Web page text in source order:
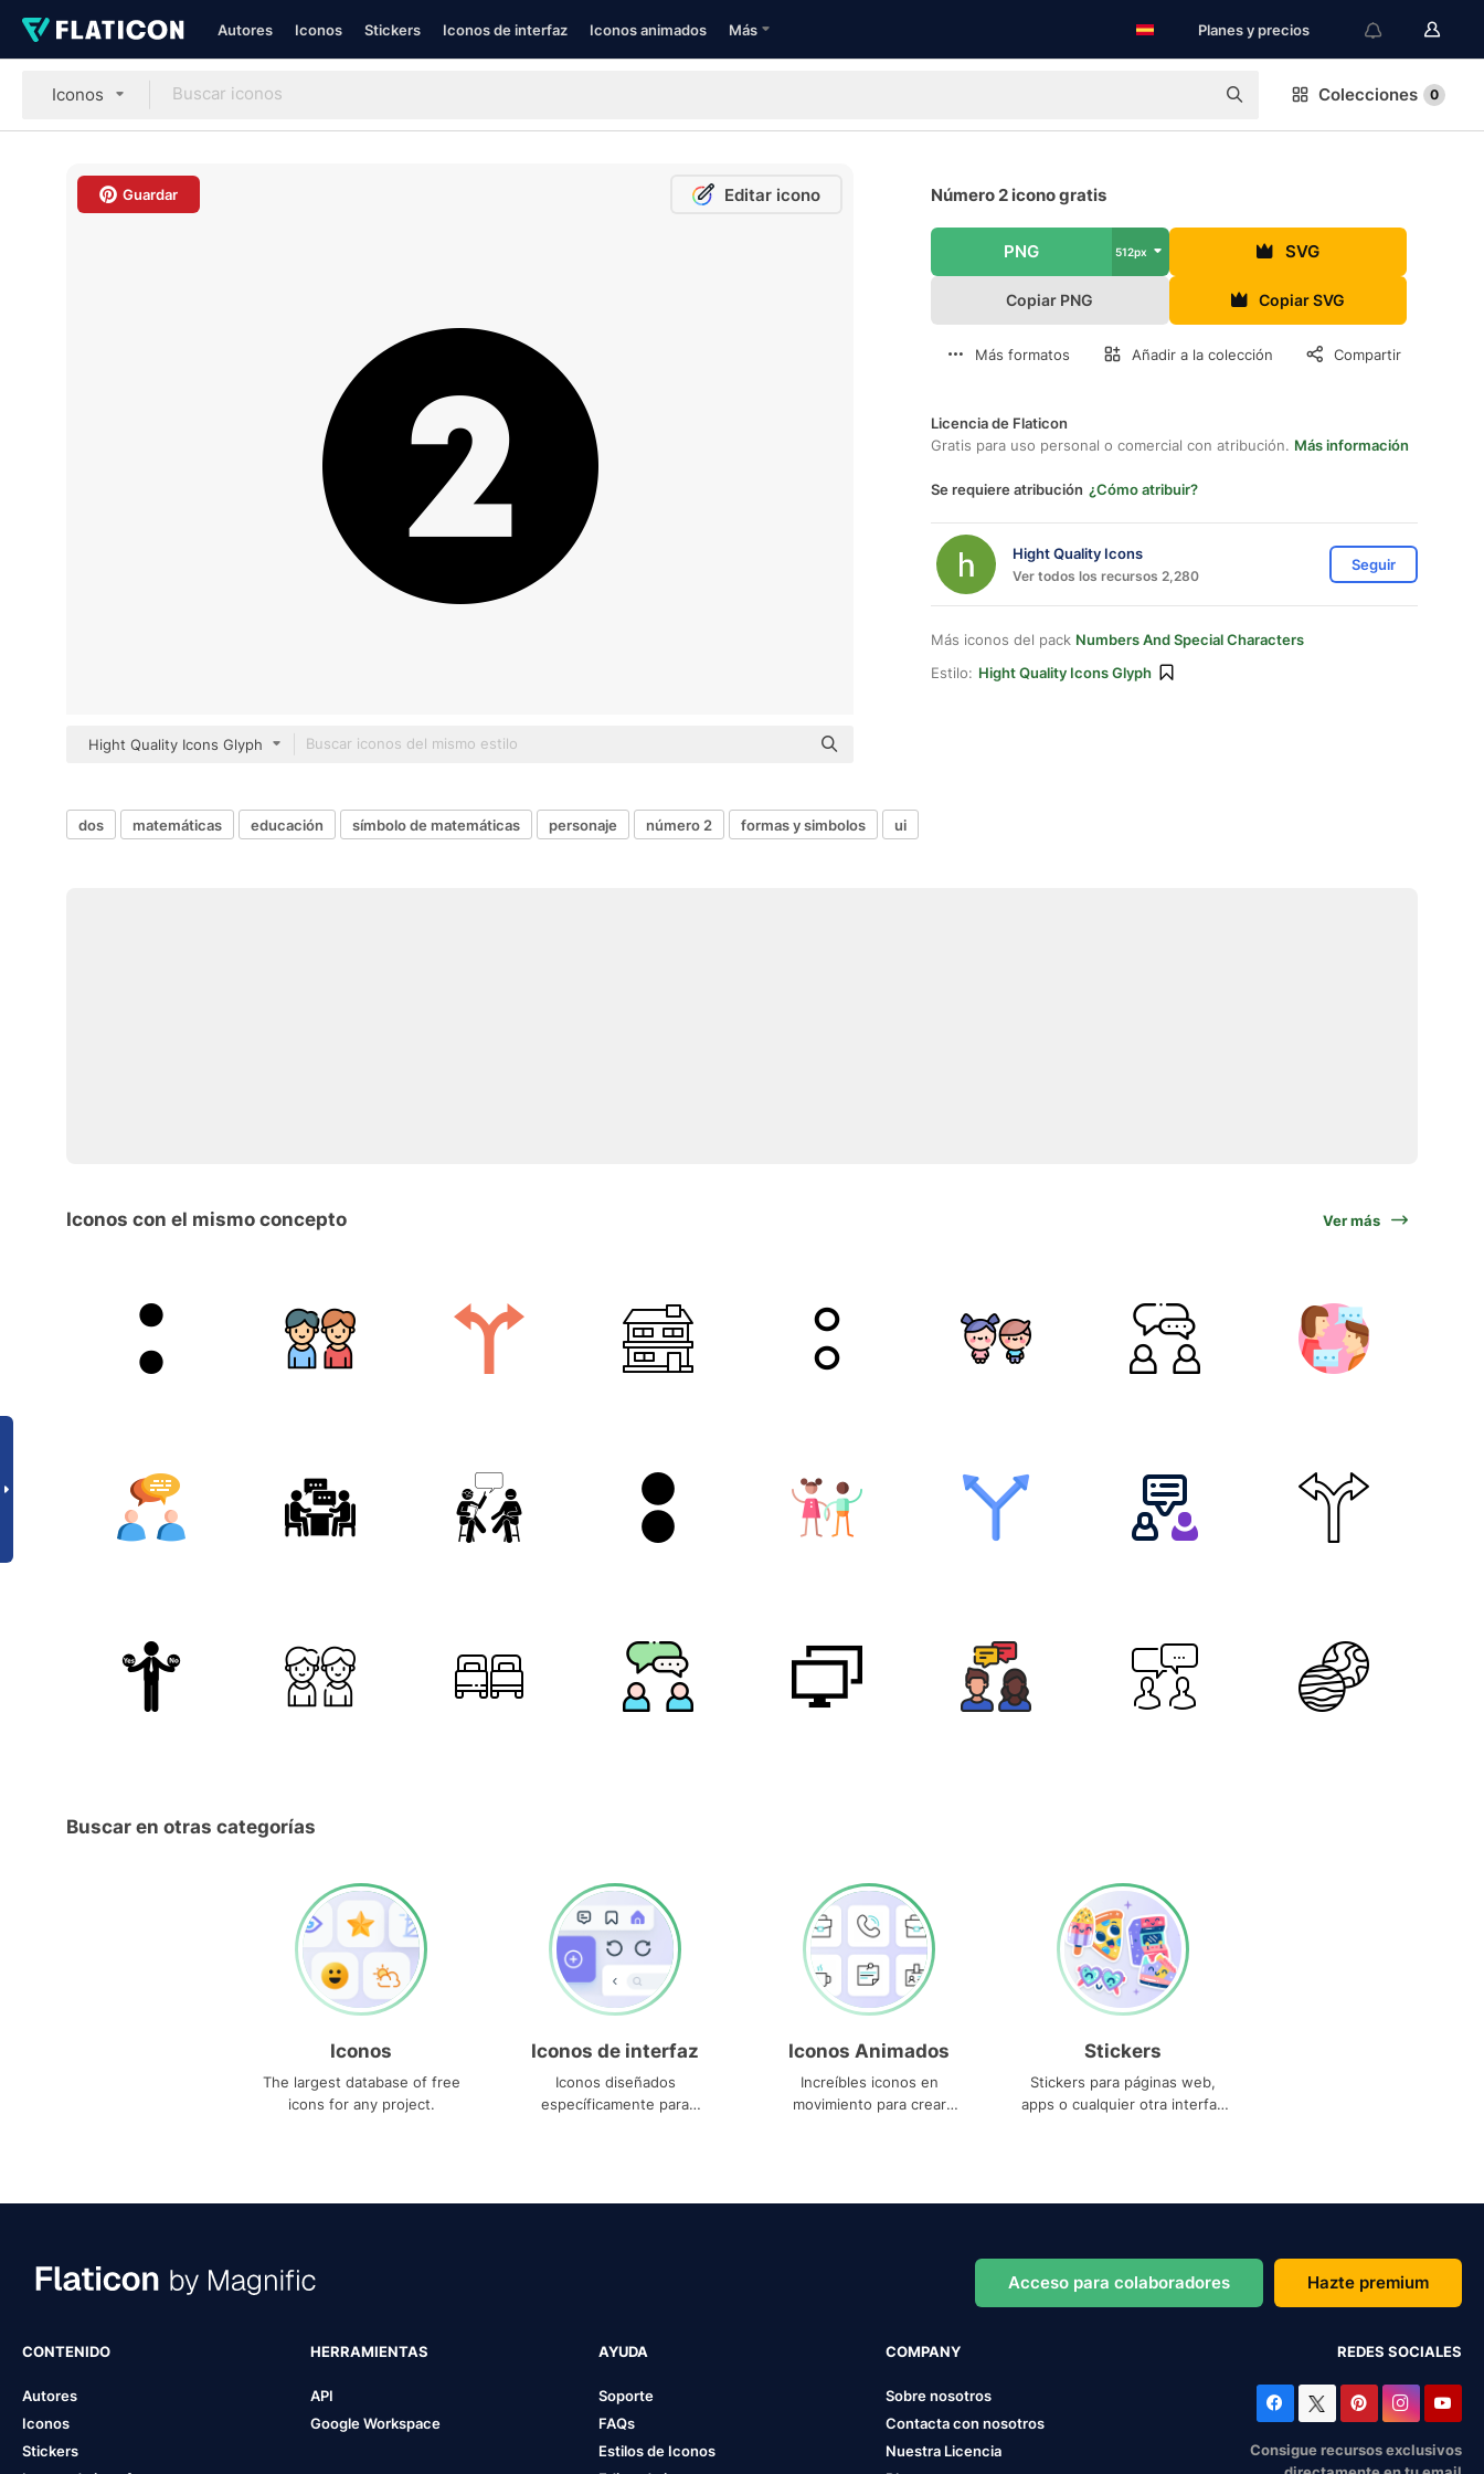
Autores Iconos Stickers Iconos de interfaz Iconos animados Más Planes y precios
Iconos Colecciones 0
Guardar Editar icono
Hight Quality Icons Glyph
Número 2 icono gratis
PNG 512px SVG
Copiar PNG Copiar SVG
Más formatos Añadir a la colección Compartir
Licencia de Flaticon
Gratis para uso personal o comercial con atribución. Más información
Se requiere atribución ¿Cómo atribuir?
Hight Quality Icons
Ver todos los recursos 2,280
Seguir
Más iconos del pack Numbers And Special Characters
Estilo: Hight Quality Icons Glyph
dos matemáticas educación símbolo de matemáticas personaje número 2 formas y simbolos ui
Iconos con el mismo concepto Ver más
Buscar en otras categorías
Iconos
The largest database of free
icons for any project.
Iconos de interfaz
Iconos diseñados
específicamente para
Iconos Animados
Increíbles iconos en
movimiento para crear
Stickers
Stickers para páginas web,
apps o cualquier otra interfaz
Acceso para colaboradores Hazte premium
CONTENIDO
Autores
Iconos
Stickers
HERRAMIENTAS
API
Google Workspace
AYUDA
Soporte
FAQs
Estilos de Iconos
COMPANY
Sobre nosotros
Contacta con nosotros
Nuestra Licencia
REDES SOCIALES
Consigue recursos exclusivos